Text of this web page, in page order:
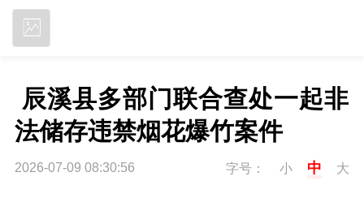
法储存违禁烟花爆竹案件
2026-07-09 08:30:56 字号： 小 中 大